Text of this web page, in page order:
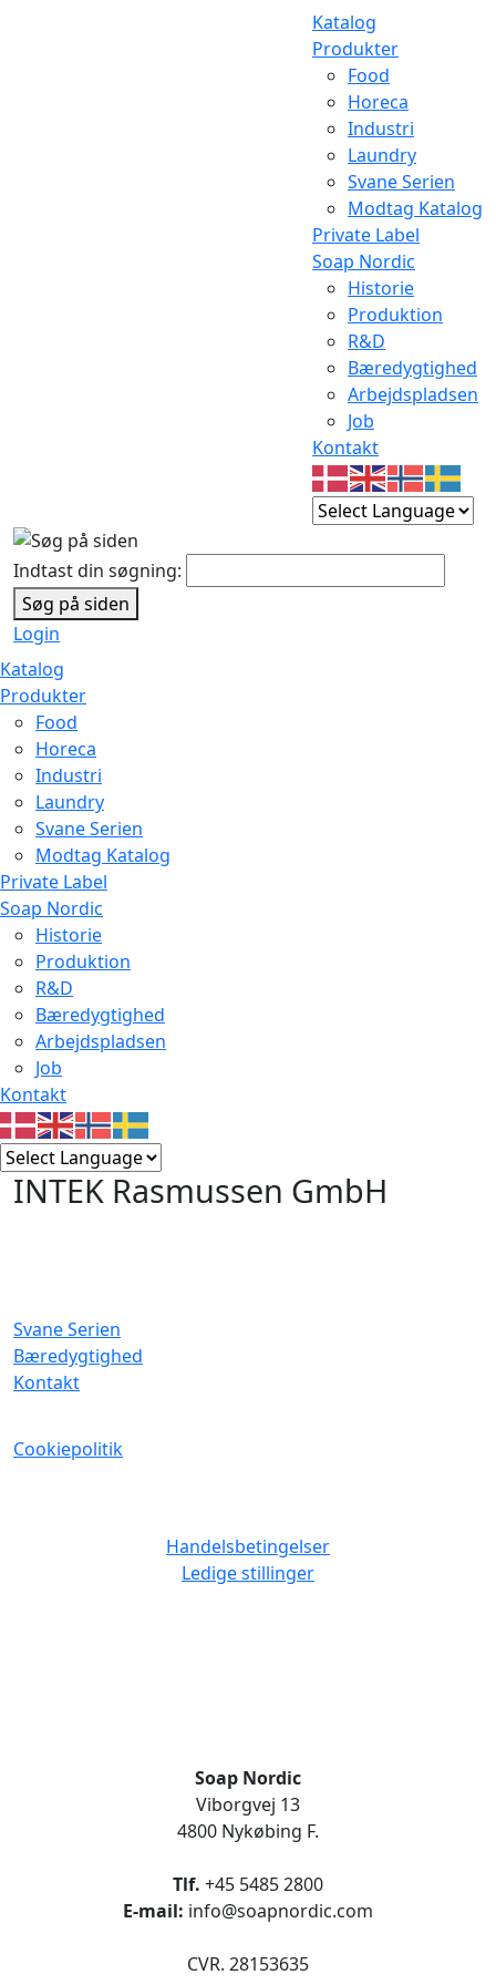
Katalog
Produkter
Food
Horeca
Industri
Laundry
Svane Serien
Modtag Katalog
Private Label
Soap Nordic
Historie
Produktion
R&D
Bæredygtighed
Arbejdspladsen
Job
Kontakt
Indtast din søgning:
Søg på siden
Login
Katalog
Produkter
Food
Horeca
Industri
Laundry
Svane Serien
Modtag Katalog
Private Label
Soap Nordic
Historie
Produktion
R&D
Bæredygtighed
Arbejdspladsen
Job
Kontakt
INTEK Rasmussen GmbH
Svane Serien
Bæredygtighed
Kontakt
Cookiepolitik
Handelsbetingelser
Ledige stillinger
Soap Nordic
Viborgvej 13
4800 Nykøbing F.
Tlf. +45 5485 2800
E-mail: info@soapnordic.com
CVR. 28153635